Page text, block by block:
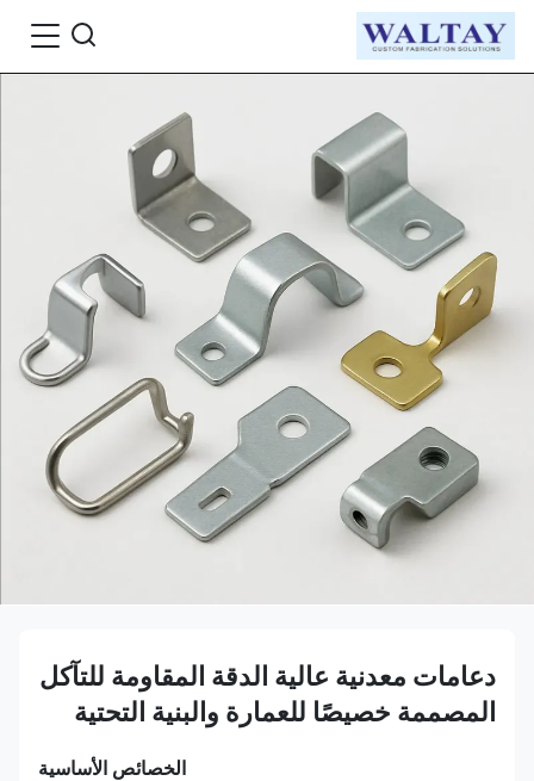
دعامات معدنية عالية الدقة المقاومة للتآكل
المصممة خصيصًا للعمارة والبنية التحتية
الخصائص الأساسية